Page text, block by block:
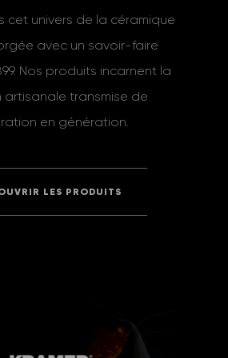
cet univers de la céramique
avec un savoir-faire
Nos produits incarnent la
transmise de
en génération.
LES PRODUITS